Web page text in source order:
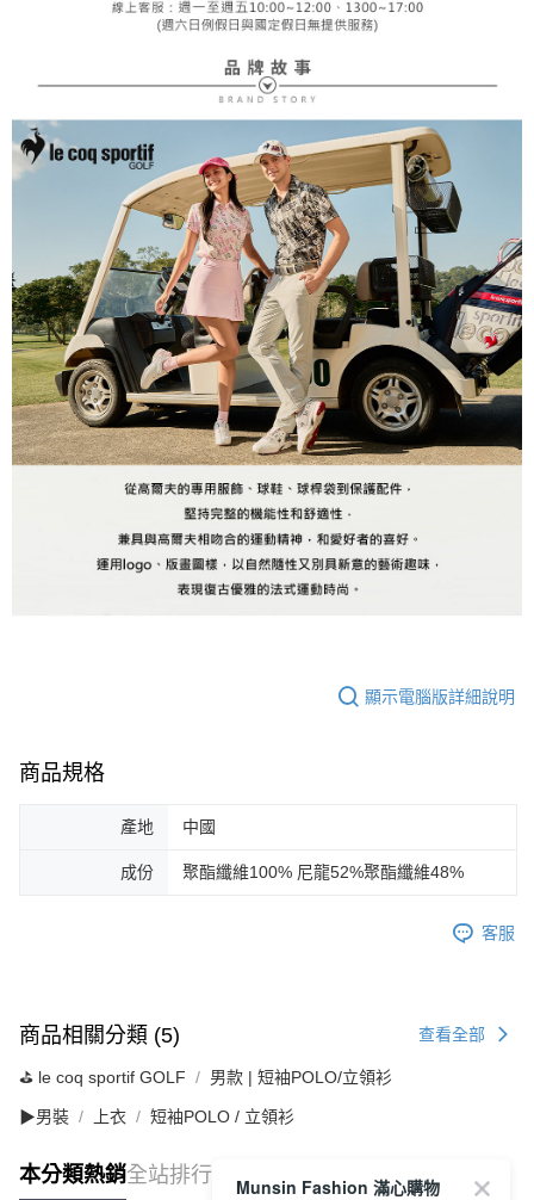
顯示電腦版詳細說明
商品規格
產地 中國
成份 聚酯纖維100% 尼龍52%聚酯纖維48%
客服
商品相關分類 (5) 查看全部
⛳️ le coq sportif GOLF 男款 | 短袖POLO/立領衫
▶男裝 上衣 短袖POLO / 立領衫
本分類熱銷全站排行
Munsin Fashion 滿心購物